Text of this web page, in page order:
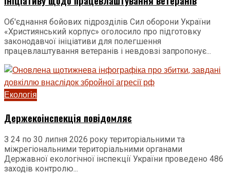
Об'єднання бойових підрозділів Сил оборони України
«Християнський корпус» оголосило про підготовку
законодавчої ініціативи для полегшення
працевлаштування ветеранів і невдовзі запропонує...
Екологія
Держекоінспекція повідомляє
З 24 по 30 липня 2026 року територіальними та
міжрегіональними територіальними органами
Державної екологічної інспекції України проведено 486
заходів контролю...